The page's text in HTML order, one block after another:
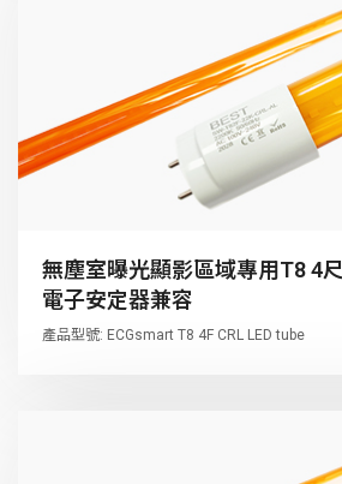
無塵室曝光顯影區域專用T8 4
電子安定器兼容
產品型號: ECGsmart T8 4F CRL LED tube